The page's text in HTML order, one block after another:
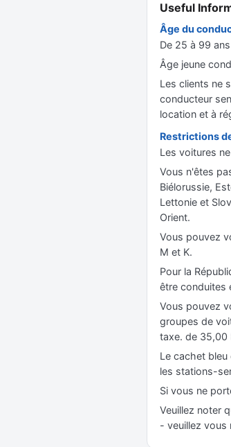
Useful
Âge du
De 25 à 99 ans
Âge jeune
Les clients ne
conducteur
location et à
Restrictions
Les voitures
Vous n'êtes
Biélorussie,
Lettonie et
Orient.
Vous pouvez
M et K.
Pour la
être conduites
Vous pouvez
groupes de
taxe. de 35,00
Le cachet bleu
les stations-
Si vous ne
Veuillez noter
- veuillez vous